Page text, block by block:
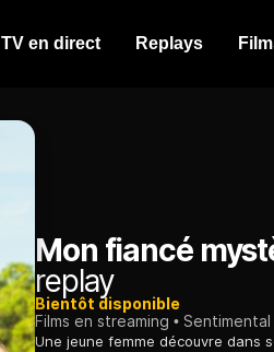
TV en direct Replays
Mon fiancé
replay
Bientôt disponible
Films en streaming
Sentimental
Une jeune femme découvre dans